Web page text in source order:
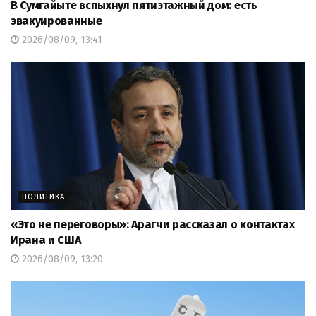
В Сумгайыте вспыхнул пятиэтажный дом: есть
эвакуированные
2026/08/09, 13:41
ПОЛИТИКА
«Это не переговоры»: Арагчи рассказал о контактах
Ирана и США
2026/08/09, 13:20